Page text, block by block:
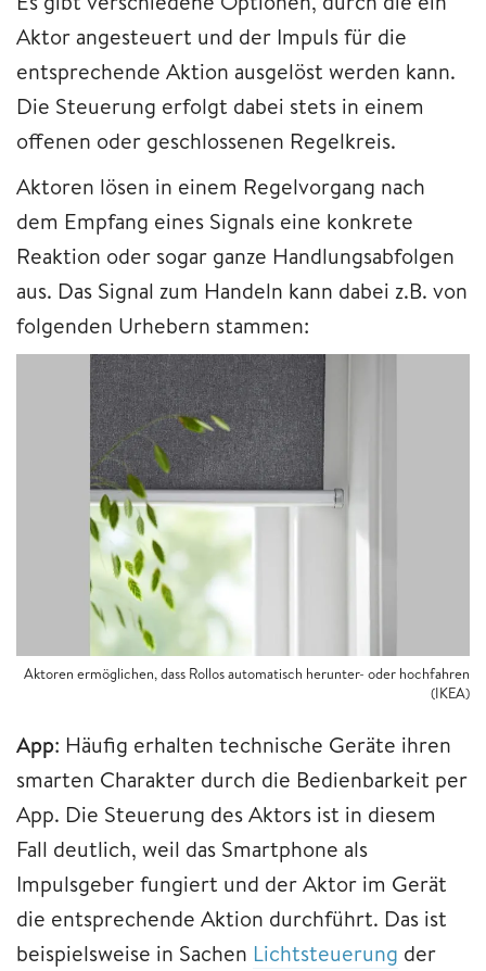
Aktor angesteuert und der Impuls für die
entsprechende Aktion ausgelöst werden kann.
Die Steuerung erfolgt dabei stets in einem
offenen oder geschlossenen Regelkreis.
Aktoren lösen in einem Regelvorgang nach
dem Empfang eines Signals eine konkrete
Reaktion oder sogar ganze Handlungsabfolgen
aus. Das Signal zum Handeln kann dabei z.B. von
folgenden Urhebern stammen:
Aktoren ermöglichen, dass Rollos automatisch herunter- oder hochfahren
(IKEA)
App: Häufig erhalten technische Geräte ihren
smarten Charakter durch die Bedienbarkeit per
App. Die Steuerung des Aktors ist in diesem
Fall deutlich, weil das Smartphone als
Impulsgeber fungiert und der Aktor im Gerät
die entsprechende Aktion durchführt. Das ist
beispielsweise in Sachen Lichtsteuerung der